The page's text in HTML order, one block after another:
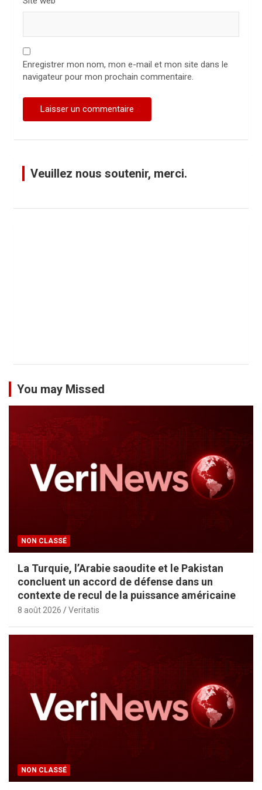
Enregistrer mon nom, mon e-mail et mon site dans le
navigateur pour mon prochain commentaire.
Veuillez nous soutenir, merci.
You may Missed
NON CLASSÉ
La Turquie, l’Arabie saoudite et le Pakistan
concluent un accord de défense dans un
contexte de recul de la puissance américaine
8 août 2026 Veritatis
NON CLASSÉ